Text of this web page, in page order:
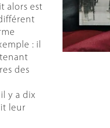
alors est
: il
des
y a dix
leur